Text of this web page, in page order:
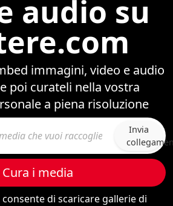
audio su
immagini, video e audio
poi curateli nella vostra
a piena risoluzione
Invia
Cura i media
di scaricare gallerie di